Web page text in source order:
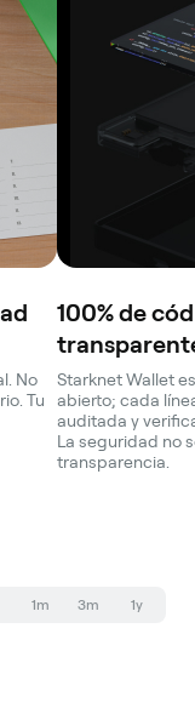
No
Tu
100% de
Starknet Wallet
abierto; cada
auditada y
La seguridad no
transparencia.
1m 3m 1y